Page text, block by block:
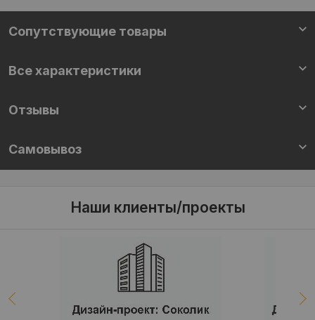
Сопутствующие товары
Все характеристики
Отзывы
Самовывоз
Наши клиенты/проекты